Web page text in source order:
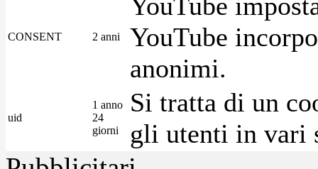
CONSENT 2 anni
YouTube
anonimi.
uid
1 anno
24
giorni
Si tratta di un
gli utenti in vari